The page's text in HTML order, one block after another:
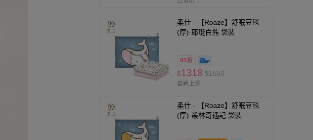
柔仕 - 【Roaze】舒眠豆毯
(厚)-耶誕白熊 袋裝
85折
$1318 $1550
最新上架
柔仕 - 【Roaze】舒眠豆毯
(厚)-叢林奇遇記 袋裝